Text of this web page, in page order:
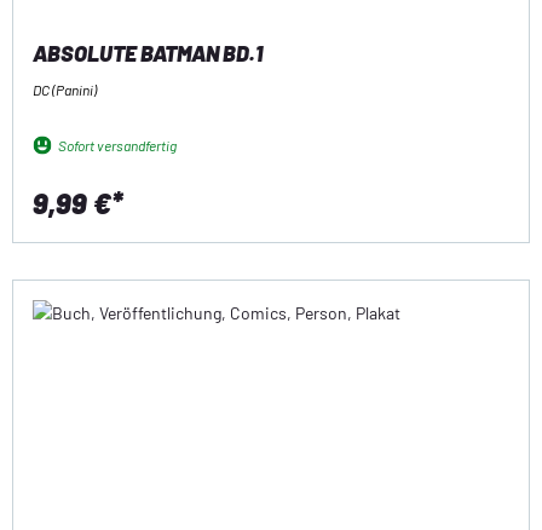
ABSOLUTE BATMAN BD.1
DC (Panini)
Sofort versandfertig
9,99 €*